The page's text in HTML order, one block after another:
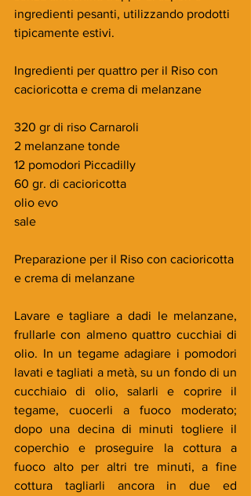
ingredienti pesanti, utilizzando prodotti
tipicamente estivi.
Ingredienti per quattro per il Riso con
cacioricotta e crema di melanzane
320 gr di riso Carnaroli
2 melanzane tonde
12 pomodori Piccadilly
60 gr. di cacioricotta
olio evo
sale
Preparazione per il Riso con cacioricotta
e crema di melanzane
Lavare e tagliare a dadi le melanzane,
frullarle con almeno quattro cucchiai di
olio. In un tegame adagiare i pomodori
lavati e tagliati a metà, su un fondo di un
cucchiaio di olio, salarli e coprire il
tegame, cuocerli a fuoco moderato;
dopo una decina di minuti togliere il
coperchio e proseguire la cottura a
fuoco alto per altri tre minuti, a fine
cottura tagliarli ancora in due ed